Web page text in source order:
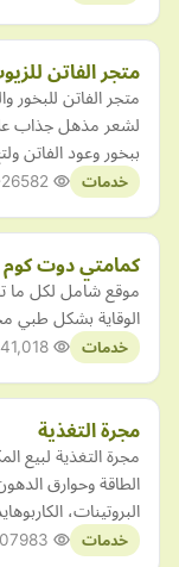
متجر الفاتن
متجر الفاتن للبخور
لشعر مذهل جذاب
ببخور وعود الفاتن
خدمات
كمامتي دوت كوم
موقع شامل لكل ما
الوقاية بشكل طبي
خدمات
مجرة التغذية
مجرة التغذية لبيع
الطاقة وحوارق
البروتينات،
خدمات